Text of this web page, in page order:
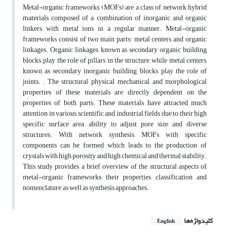
Metal-organic frameworks (MOFs) are a class of network hybrid
materials composed of a combination of inorganic and organic
linkers with metal ions in a regular manner. Metal-organic
frameworks consist of two main parts: metal centers and organic
linkages. Organic linkages, known as secondary organic building
blocks, play the role of pillars in the structure, while metal centers,
known as secondary inorganic building blocks, play the role of
joints. . The structural, physical, mechanical, and morphological
properties of these materials are directly dependent on the
properties of both parts. These materials have attracted much
attention in various scientific and industrial fields due to their high
specific surface area, ability to adjust pore size, and diverse
structures. With network synthesis, MOFs with specific
components can be formed, which leads to the production of
crystals with high porosity and high chemical and thermal stability.
This study provides a brief overview of the structural aspects of
metal-organic frameworks, their properties, classification and
nomenclature, as well as synthesis approaches.
کلیدواژه‌ها English